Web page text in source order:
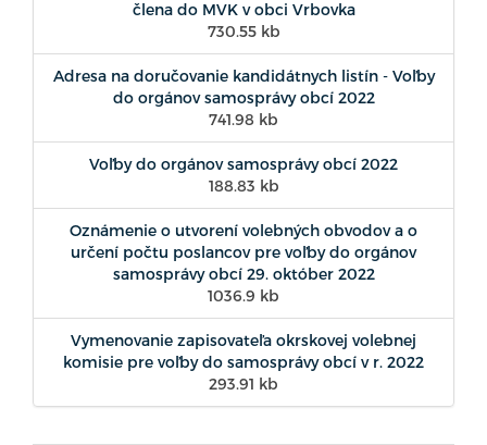
člena do MVK v obci Vrbovka
730.55 kb
Adresa na doručovanie kandidátnych listín - Voľby
do orgánov samosprávy obcí 2022
741.98 kb
Voľby do orgánov samosprávy obcí 2022
188.83 kb
Oznámenie o utvorení volebných obvodov a o
určení počtu poslancov pre voľby do orgánov
samosprávy obcí 29. október 2022
1036.9 kb
Vymenovanie zapisovateľa okrskovej volebnej
komisie pre voľby do samosprávy obcí v r. 2022
293.91 kb